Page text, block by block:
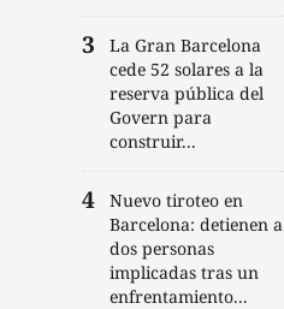
La Gran Barcelona
cede 52 solares a la
reserva pública del
Govern para
construir...
Nuevo tiroteo en
Barcelona: detienen a
dos personas
implicadas tras un
enfrentamiento...